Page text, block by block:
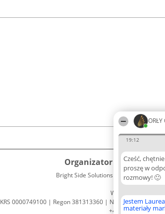
19:12
Cześć,
proszę w
rozmowy! 🙂
Jestem
materiały
Organizator plebiscytu
Bright Side Solutions sp. z o. o. sp. k.
ul. Ruska 22
Wrocław 50-079
KRS 0000749100 | Regon 381313360 | NIP 8943132676
+48 508 492 400